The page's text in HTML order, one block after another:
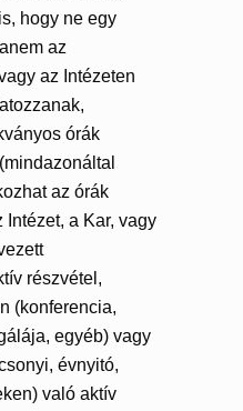
hogy ne egy
az
az Intézeten
órák
az órák
a Kar, vagy
részvétel,
(konferencia,
egyéb) vagy
évnyitó,
való aktív